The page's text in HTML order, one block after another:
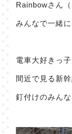
Rainbowさん
みんなで一緒
電車大好きっ子
間近で見る新
釘付けのみんな